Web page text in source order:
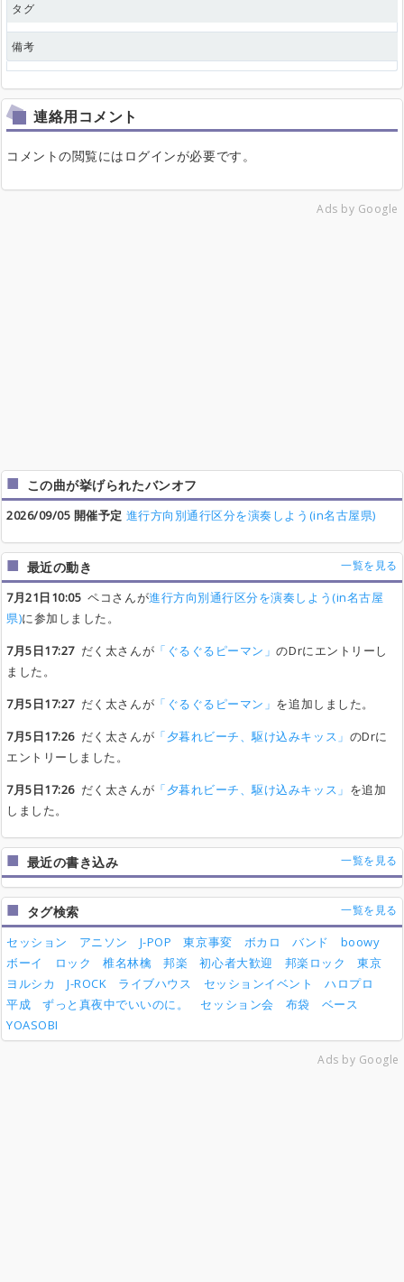
タグ
備考
連絡用コメント
コメントの閲覧にはログインが必要です。
Ads by Google
この曲が挙げられたバンオフ
2026/09/05 開催予定 進行方向別通行区分を演奏しよう(in名古屋県)
最近の動き 一覧を見る
7月21日10:05 ペコさんが進行方向別通行区分を演奏しよう(in名古屋
県)に参加しました。
7月5日17:27だく太さんが 「ぐるぐるピーマン」のDrにエントリーし
ました。
7月5日17:27だく太さんが 「ぐるぐるピーマン」 を追加しました。
7月5日17:26だく太さんが 「夕暮れビーチ、駆け込みキッス」 のDrに
エントリーしました。
7月5日17:26だく太さんが 「夕暮れビーチ、駆け込みキッス」 を追加
しました。
最近の書き込み 一覧を見る
タグ検索 一覧を見る
セッション アニソン J-POP 東京事変 ボカロ バンド
boowy
ボーイ
ロック 椎名林檎 邦楽 初心者大歓迎 邦楽ロック
東京
ヨルシカ
J-ROCK ライブハウス セッションイベント
ハロプロ
平成
ずっと真夜中でいいのに。 セッション会 布袋
ベース
YOASOBI
Ads by Google